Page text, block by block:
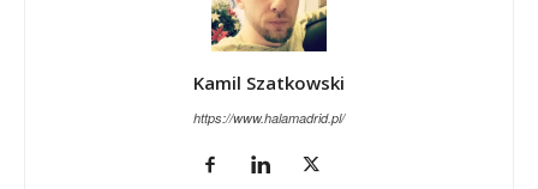
Kamil Szatkowski
https://www.halamadrid.pl/